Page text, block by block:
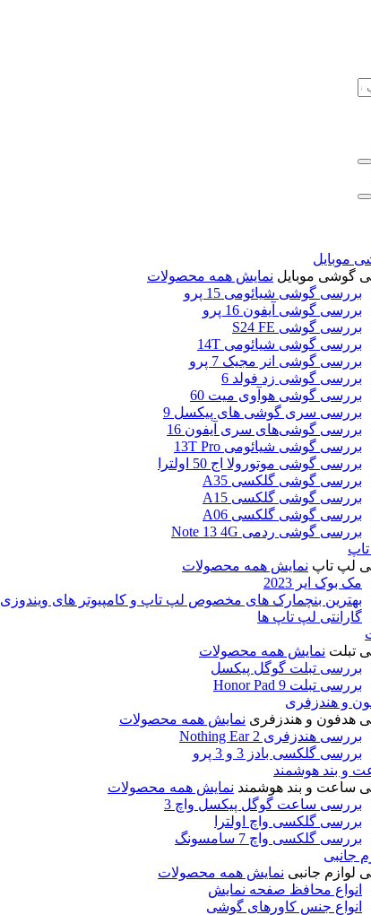
موبایل
گوشی موبایل نمایش همه محصولات
بررسی گوشی شیائومی 15 پرو
بررسی گوشی آیفون 16 پرو
بررسی گوشی S24 FE
بررسی گوشی شیائومی 14T
بررسی گوشی انر مجیک 7 پرو
بررسی گوشی زد فولد 6
بررسی گوشی هوآوی میت 60
بررسی سری گوشی های پیکسل 9
بررسی گوشی‌های سری آیفون 16
بررسی گوشی شیائومی 13T Pro
بررسی گوشی موتورولا اج 50 اولترا
بررسی گوشی گلکسی A35
بررسی گوشی گلکسی A15
بررسی گوشی گلکسی A06
بررسی گوشی ردمی Note 13 4G
لپ تاپ نمایش همه محصولات
مک بوک ایر 2023
بهترین بنچمارک های مخصوص لپ تاپ و کامپیوتر های ویندوزی
گارانتی لپ تاپ ها
تبلت نمایش همه محصولات
بررسی تبلت گوگل پیکسل
بررسی تبلت Honor Pad 9
و هندزفری
هدفون و هندزفری نمایش همه محصولات
بررسی هندزفری Nothing Ear 2
بررسی گلکسی بادز 3 و 3 پرو
و بند هوشمند
ساعت و بند هوشمند نمایش همه محصولات
بررسی ساعت گوگل پیکسل واچ 3
بررسی گلکسی واچ اولترا
بررسی گلکسی واچ 7 سامسونگ
جانبی
لوازم جانبی نمایش همه محصولات
انواع محافظ صفحه نمایش
انواع جنس کاورهای گوشی